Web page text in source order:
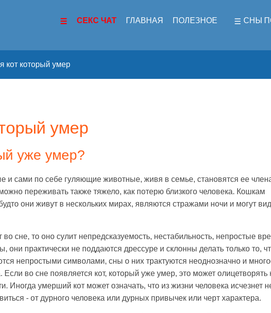
СЕКС ЧАТ ГЛАВНАЯ ПОЛЕЗНОЕ СНЫ
кот который умер
умер
уже умер?
и сами по себе гуляющие животные, живя в семье, становятся ее
переживать также тяжело, как потерю близкого человека. Кошкам
они живут в нескольких мирах, являются стражами ночи и могут
сне, то оно сулит непредсказуемость, нестабильность, непростые
практически не поддаются дрессуре и склонны делать только то,
непростыми символами, сны о них трактуются неоднозначно и
во сне появляется кот, который уже умер, это может олицетворять
Иногда умерший кот может означать, что из жизни человека исчезнет
- от дурного человека или дурных привычек или черт характера.